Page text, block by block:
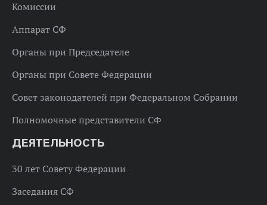
Комиссии
Аппарат СФ
Органы при Председателе
Органы при Совете Федерации
Совет законодателей при Федеральном Собрании
Полномочные представители СФ
ДЕЯТЕЛЬНОСТЬ
30 лет Совету Федерации
Заседания СФ